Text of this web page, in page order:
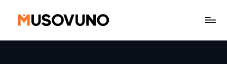
Μετάβαση